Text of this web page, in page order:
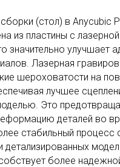
(стол) в Anycubic
из пластины с лазерной
значительно улучшает
Лазерная
шероховатости на
лучшее
Это
деталей во
стабильный процесс
детализированных
более